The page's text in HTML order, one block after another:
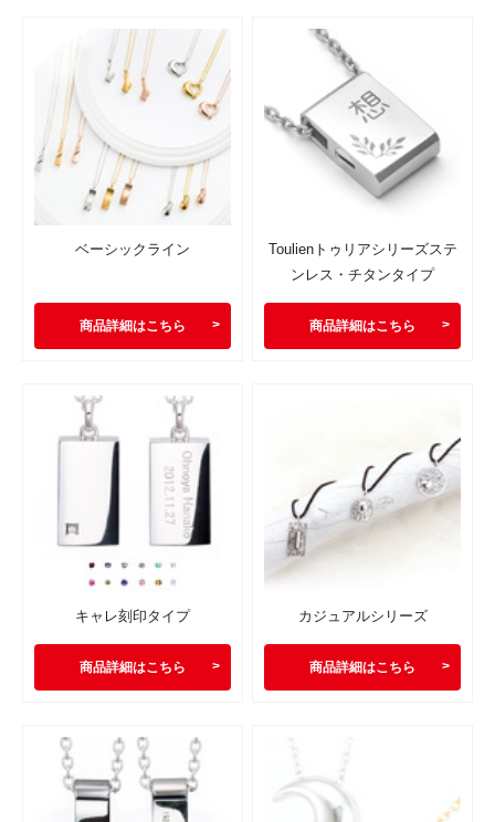
ベーシックライン
商品詳細はこちら
Toulienトゥリアシリーズステ
ンレス・チタンタイプ
商品詳細はこちら
キャレ刻印タイプ
商品詳細はこちら
カジュアルシリーズ
商品詳細はこちら